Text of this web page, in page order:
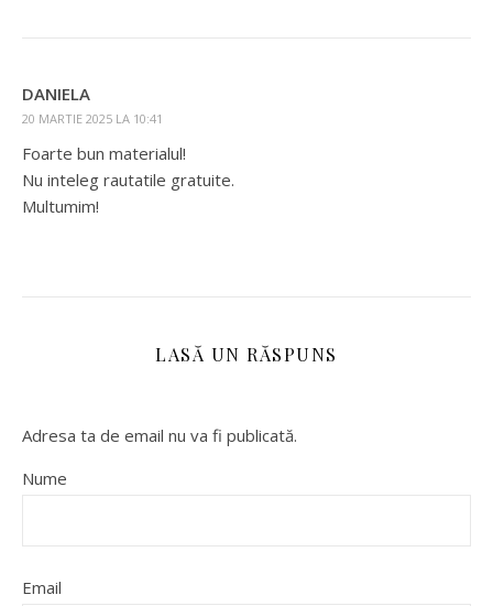
DANIELA
20 MARTIE 2025 LA 10:41
Foarte bun materialul!
Nu inteleg rautatile gratuite.
Multumim!
LASĂ UN RĂSPUNS
Adresa ta de email nu va fi publicată.
Nume
Email